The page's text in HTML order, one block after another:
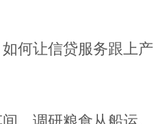
何让信贷服务跟上产